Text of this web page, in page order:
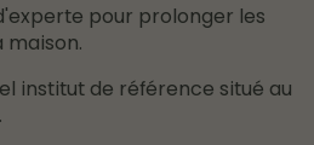
pour prolonger les
maison.
institut de référence situé au